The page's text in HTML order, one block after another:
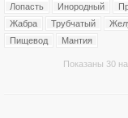
Лопасть
Инородный
Жабра
Трубчатый
Пищевод
Мантия
Показаны 30